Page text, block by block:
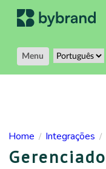
Menu
Home / Integrações /